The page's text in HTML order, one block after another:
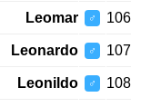
106
♂
Leomar
107
♂
Leonardo
108
♂
Leonildo